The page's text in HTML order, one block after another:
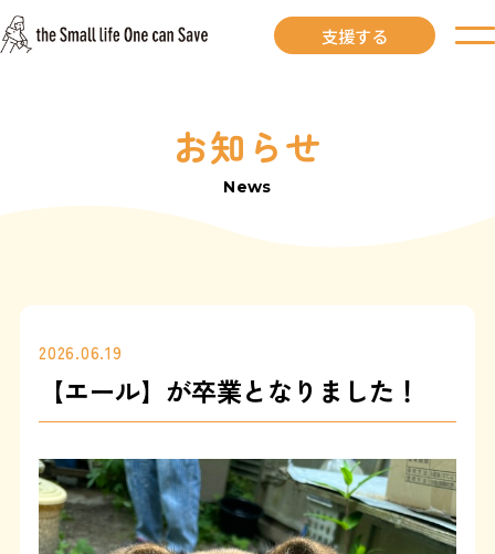
お知らせ
里親が見つかりました
よくある質問
支援する
お知らせ
News
2026.06.19
【エール】が卒業となりました！